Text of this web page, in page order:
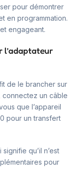
pour démontrer
en programmation.
engageant.
l’adaptateur
de le brancher sur
connectez un câble
que l’appareil
pour un transfert
qu’il n’est
pour